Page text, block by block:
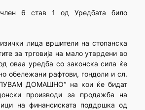
6 став 1 од Уредбата било
лица вршители на стопанска
за трговија на мало утврдени во
оваа уредба со законска сила ќе
обележани рафтови, гондоли и сл.
ДОМАШНО“ на кои ќе бидат
производи за продажба на
на финансиската поддршка од